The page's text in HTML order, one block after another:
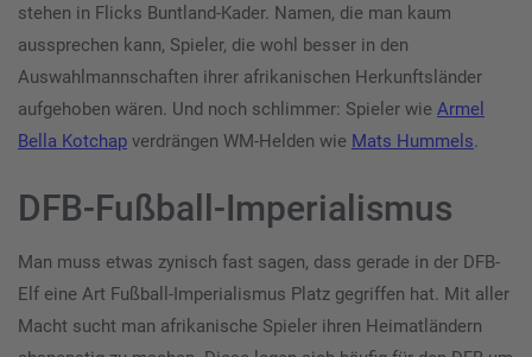
stehen in Flicks Buntland-Kader. Namen, die man kaum
aussprechen kann, Spieler, die wohl besser in den
Auswahlmannschaften ihrer afrikanischen Herkunftsländer
aufgehoben wären. Und noch schlimmer: Spieler wie Armel
Bella Kotchap verdrängen WM-Helden wie Mats Hummels.
DFB-Fußball-Imperialismus
Man muss etwas zynisch fast sagen, dass gerade in der DFB-
Elf eine Art Fußball-Imperialismus Platz gegriffen hat. Mit aller
Macht sucht man afrikanische Spieler ihren Heimatländern